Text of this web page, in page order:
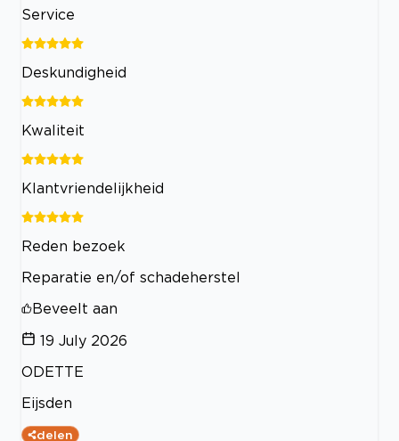
Service
Deskundigheid
Kwaliteit
Klantvriendelijkheid
Reden bezoek
Reparatie en/of schadeherstel
Beveelt aan
19 July 2026
ODETTE
Eijsden
delen